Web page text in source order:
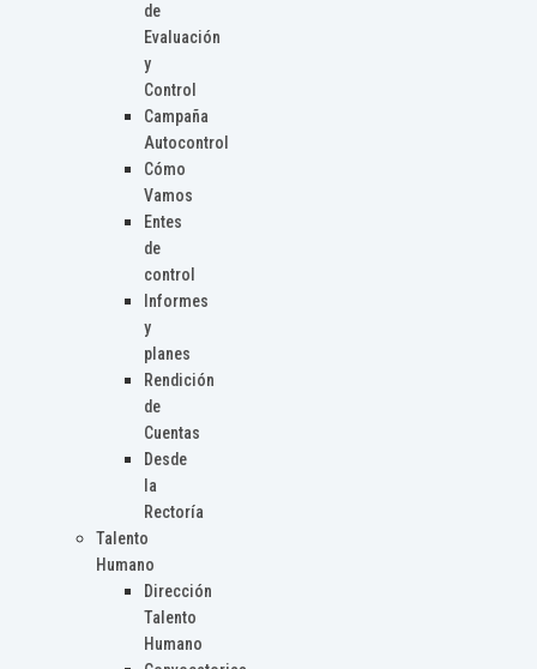
de
Evaluación
y
Control
Campaña
Autocontrol
Cómo
Vamos
Entes
de
control
Informes
y
planes
Rendición
de
Cuentas
Desde
la
Rectoría
Talento
Humano
Dirección
Talento
Humano